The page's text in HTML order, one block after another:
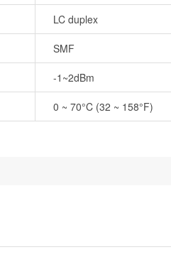
LC duplex
SMF
-1~2dBm
0 ~ 70°C (32 ~ 158°F)